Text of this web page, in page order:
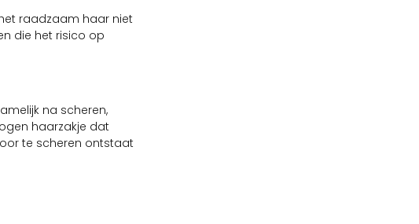
raadzaam haar niet
die het risico op
na scheren,
haarzakje dat
te scheren ontstaat